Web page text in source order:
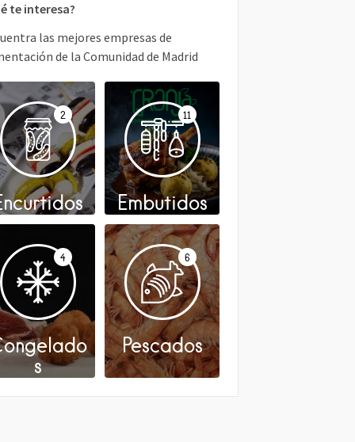
te interesa?
las mejores empresas de
de la Comunidad de Madrid
2 11
Embutidos
4
s
6
Pescados